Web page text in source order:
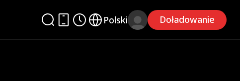
Polski Doładowanie